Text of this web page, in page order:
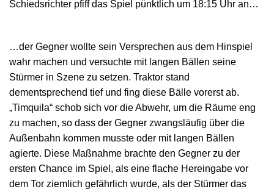
Schiedsrichter pfiff das Spiel pünktlich um 18:15 Uhr an…
…der Gegner wollte sein Versprechen aus dem Hinspiel
wahr machen und versuchte mit langen Bällen seine
Stürmer in Szene zu setzen. Traktor stand
dementsprechend tief und fing diese Bälle vorerst ab.
„Timquila“ schob sich vor die Abwehr, um die Räume eng
zu machen, so dass der Gegner zwangsläufig über die
Außenbahn kommen musste oder mit langen Bällen
agierte. Diese Maßnahme brachte den Gegner zu der
ersten Chance im Spiel, als eine flache Hereingabe vor
dem Tor ziemlich gefährlich wurde, als der Stürmer das